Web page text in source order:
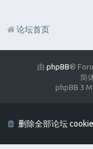
论坛首页
由 phpBB®
简
phpBB 3
删除全部论坛 cookie